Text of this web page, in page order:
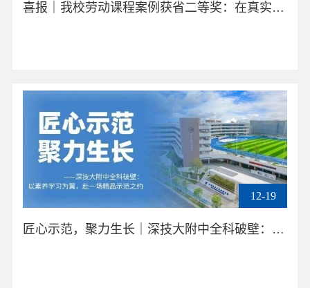
喜报｜我校劳动课程案例获省二等奖：在真实劳动中践行“求真求实，动脑动手”
12-19
匠心示范，聚力生长｜深技大附中全科破壁：以素养学习为翼，赴一场精品示范之约——英语学科组骨干教师示范课